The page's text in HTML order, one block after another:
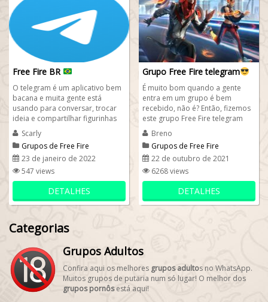
Free Fire BR
O telegram é um aplicativo bem
bacana e muita gente está
usando para conversar, trocar
ideia e compartilhar figurinhas
engraçadas e memes. Pensando
nisso,...
Scarly
Grupos de Free Fire
23 de janeiro de 2022
547 views
DETALHES
Grupo Free Fire telegram
É muito bom quando a gente
entra em um grupo é bem
recebido, não é? Então, fizemos
este grupo Free Fire telegram
para você entrar nele e trazer
seus...
Breno
Grupos de Free Fire
22 de outubro de 2021
6268 views
DETALHES
Categorias
Grupos Adultos
Confira aqui os melhores grupos adultos no WhatsApp.
Muitos grupos de putaria num só lugar! O melhor dos
grupos pornôsestá aqui!